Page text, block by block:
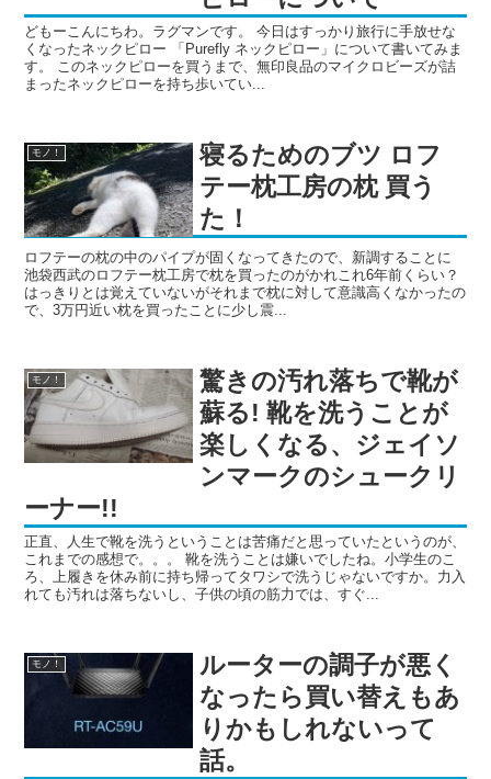
どもーこんにちわ。ラグマンです。 今日はすっかり旅行に手放せな
くなったネックピロー 「Purefly ネックピロー」について書いてみま
す。 このネックピローを買うまで、無印良品のマイクロビーズが詰
まったネックピローを持ち歩いてい...
モノ！
寝るためのブツ ロフ
テー枕工房の枕 買う
た！
ロフテーの枕の中のパイプが固くなってきたので、新調することに
池袋西武のロフテー枕工房で枕を買ったのがかれこれ6年前くらい？
はっきりとは覚えていないがそれまで枕に対して意識高くなかったの
で、3万円近い枕を買ったことに少し震...
モノ！
驚きの汚れ落ちで靴が
蘇る! 靴を洗うことが
楽しくなる、ジェイソ
ンマークのシュークリ
ーナー!!
正直、人生で靴を洗うということは苦痛だと思っていたというのが、
これまでの感想で。。。 靴を洗うことは嫌いでしたね。小学生のこ
ろ、上履きを休み前に持ち帰ってタワシで洗うじゃないですか。力入
れても汚れは落ちないし、子供の頃の筋力では、すぐ...
モノ！
ルーターの調子が悪く
なったら買い替えもあ
りかもしれないって
話。